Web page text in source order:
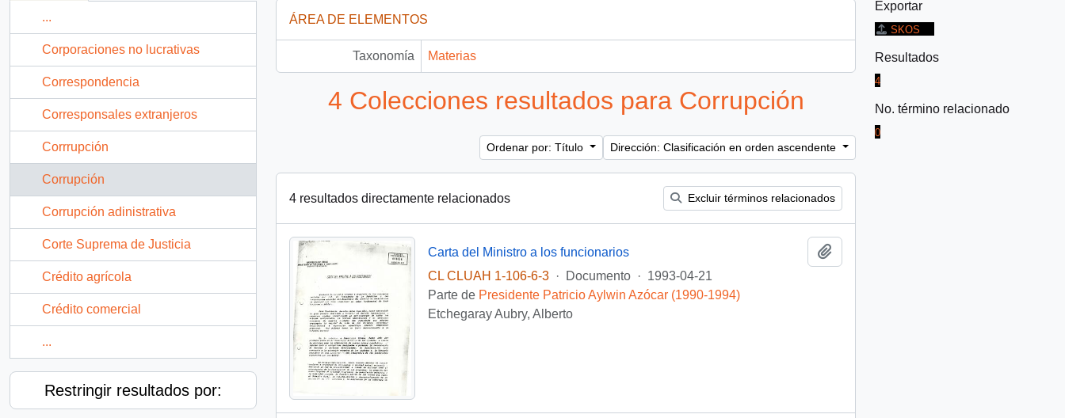
...
Corporaciones no lucrativas
Correspondencia
Corresponsales extranjeros
Corrrupción
Corrupción
Corrupción adinistrativa
Corte Suprema de Justicia
Crédito agrícola
Crédito comercial
...
Restringir resultados por:
ÁREA DE ELEMENTOS
Taxonomía Materias
4 Colecciones resultados para Corrupción
Ordenar por: Título Dirección: Clasificación en orden ascendente
4 resultados directamente relacionados Excluir términos relacionados
Carta del Ministro a los funcionarios
CL CLUAH 1-106-6-3
· Documento · 1993-04-21
Parte de Presidente Patricio Aylwin Azócar (1990-1994)
Etchegaray Aubry, Alberto
Exportar
SKOS
Resultados
4
No. término relacionado
0